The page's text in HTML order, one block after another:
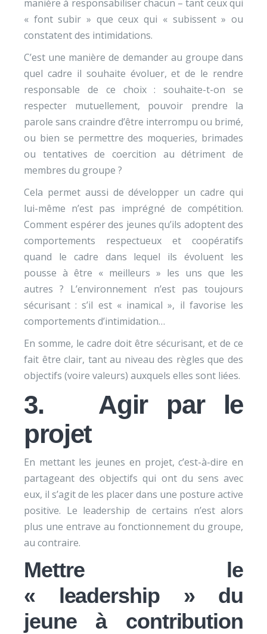
manière à responsabiliser chacun – tant ceux qui
« font subir » que ceux qui « subissent » ou
constatent des intimidations.
C’est une manière de demander au groupe dans
quel cadre il souhaite évoluer, et de le rendre
responsable de ce choix : souhaite-t-on se
respecter mutuellement, pouvoir prendre la
parole sans craindre d’être interrompu ou brimé,
ou bien se permettre des moqueries, brimades
ou tentatives de coercition au détriment de
membres du groupe ?
Cela permet aussi de développer un cadre qui
lui-même n’est pas imprégné de compétition.
Comment espérer des jeunes qu’ils adoptent des
comportements respectueux et coopératifs
quand le cadre dans lequel ils évoluent les
pousse à être « meilleurs » les uns que les
autres ? L’environnement n’est pas toujours
sécurisant : s’il est « inamical », il favorise les
comportements d’intimidation…
En somme, le cadre doit être sécurisant, et de ce
fait être clair, tant au niveau des règles que des
objectifs (voire valeurs) auxquels elles sont liées.
3. Agir par le
projet
En mettant les jeunes en projet, c’est-à-dire en
partageant des objectifs qui ont du sens avec
eux, il s’agit de les placer dans une posture active
positive. Le leadership de certains n’est alors
plus une entrave au fonctionnement du groupe,
au contraire.
Mettre le
« leadership » du
jeune à contribution